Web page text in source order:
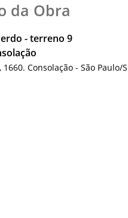
da Obra
- terreno 9
Consolação - São Paulo/